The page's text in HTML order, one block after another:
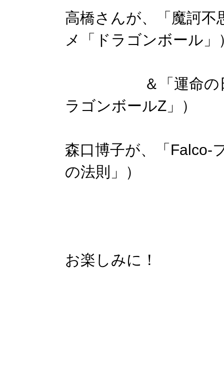
高橋さんが、「魔訶
メ「ドラゴンボール」
＆「運命の日～
ラゴンボールZ」）
森口博子が、「Falco-
の法則」）
お楽しみに！